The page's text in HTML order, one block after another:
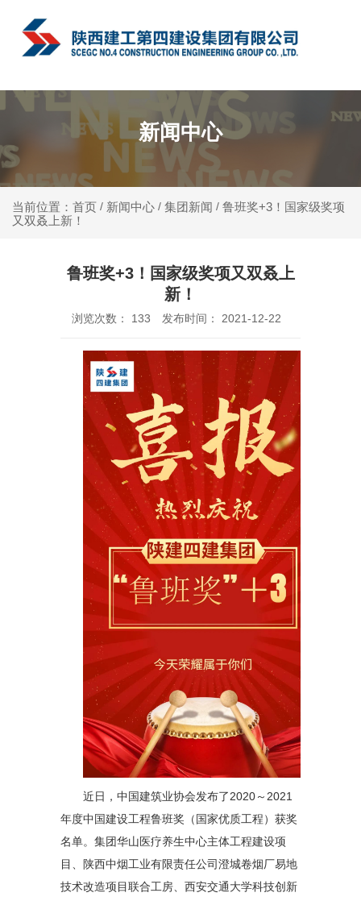
中文
新闻中心
当前位置：首页 / 新闻中心 / 集团新闻 / 鲁班奖+3！国家级奖项
又双叒上新！
鲁班奖+3！国家级奖项又双叒上
新！
浏览次数： 133 发布时间： 2021-12-22
近日，中国建筑业协会发布了2020～2021
年度中国建设工程鲁班奖（国家优质工程）获奖
名单。集团华山医疗养生中心主体工程建设项
目、陕西中烟工业有限责任公司澄城卷烟厂易地
技术改造项目联合工房、西安交通大学科技创新